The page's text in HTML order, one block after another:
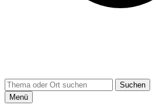
Suchen
Menü